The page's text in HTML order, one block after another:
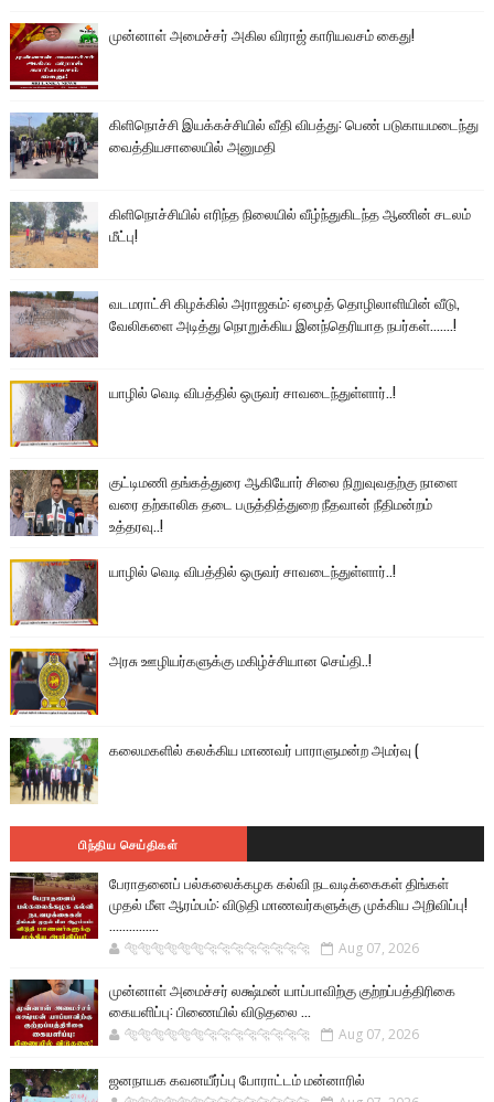
முன்னாள் அமைச்சர் அகில விராஜ் காரியவசம் கைது!
கிளிநொச்சி இயக்கச்சியில் வீதி விபத்து: பெண் படுகாயமடைந்து
வைத்தியசாலையில் அனுமதி
கிளிநொச்சியில் எரிந்த நிலையில் வீழ்ந்துகிடந்த ஆணின் சடலம்
மீட்பு!
வடமராட்சி கிழக்கில் அராஜகம்: ஏழைத் தொழிலாளியின் வீடு,
வேலிகளை அடித்து நொறுக்கிய இனந்தெரியாத நபர்கள்.......!
யாழில் வெடி விபத்தில் ஒருவர் சாவடைந்துள்ளார்..!
குட்டிமணி தங்கத்துரை ஆகியோர் சிலை நிறுவுவதற்கு நாளை
வரை தற்காலிக தடை பருத்தித்துறை நீதவான் நீதிமன்றம்
உத்தரவு..!
யாழில் வெடி விபத்தில் ஒருவர் சாவடைந்துள்ளார்..!
அரசு ஊழியர்களுக்கு மகிழ்ச்சியான செய்தி..!
கலைமகளில் கலக்கிய மாணவர் பாராளுமன்ற அமர்வு (
பிந்திய செய்திகள்
பேராதனைப் பல்கலைக்கழக கல்வி நடவடிக்கைகள் திங்கள்
முதல் மீள ஆரம்பம்: விடுதி மாணவர்களுக்கு முக்கிய அறிவிப்பு!
...............
🐅🐅🐅🐅🐅🐅🐆🐆🐆🐆🐆🐆🐆🐆 Aug 07, 2026
முன்னாள் அமைச்சர் லக்ஷ்மன் யாப்பாவிற்கு குற்றப்பத்திரிகை
கையளிப்பு: பிணையில் விடுதலை ...
🐅🐅🐅🐅🐅🐅🐆🐆🐆🐆🐆🐆🐆🐆 Aug 07, 2026
ஜனநாயக கவனயீர்ப்பு போராட்டம் மன்னாரில்